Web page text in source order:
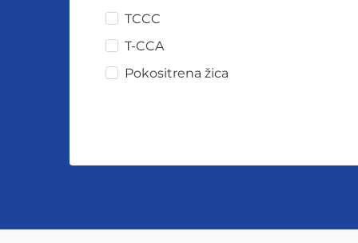
TCCC
T-CCA
Pokositrena žica